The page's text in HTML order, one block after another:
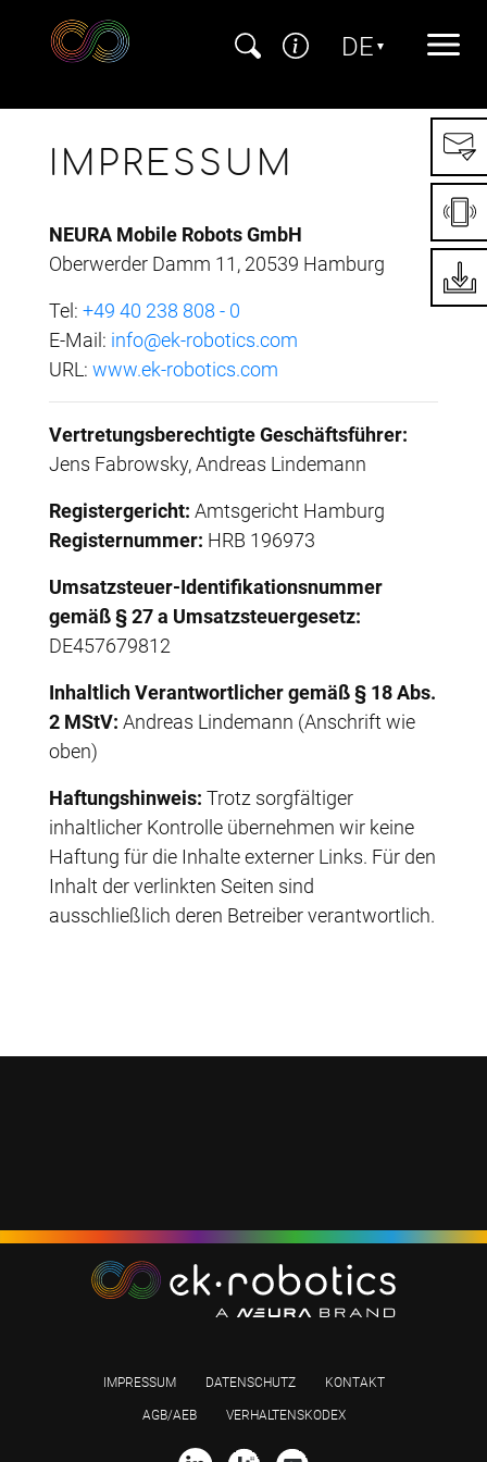
Direkt zur Hauptnavigation
Direkt zum Inhalt
Direkt zum Footer
DE
IMPRESSUM
NEURA Mobile Robots GmbH
Oberwerder Damm 11, 20539 Hamburg
Tel: +49 40 238 808 - 0
E-Mail: info@ek-robotics.com
URL: www.ek-robotics.com
Vertretungsberechtigte Geschäftsführer:
Jens Fabrowsky, Andreas Lindemann
Registergericht: Amtsgericht Hamburg
Registernummer: HRB 196973
Umsatzsteuer-Identifikationsnummer
gemäß § 27 a Umsatzsteuergesetz:
DE457679812
Inhaltlich Verantwortlicher gemäß § 18 Abs.
2 MStV: Andreas Lindemann (Anschrift wie
oben)
Haftungshinweis: Trotz sorgfältiger
inhaltlicher Kontrolle übernehmen wir keine
Haftung für die Inhalte externer Links. Für den
Inhalt der verlinkten Seiten sind
ausschließlich deren Betreiber verantwortlich.
IMPRESSUM DATENSCHUTZ KONTAKT
AGB/AEB VERHALTENSKODEX